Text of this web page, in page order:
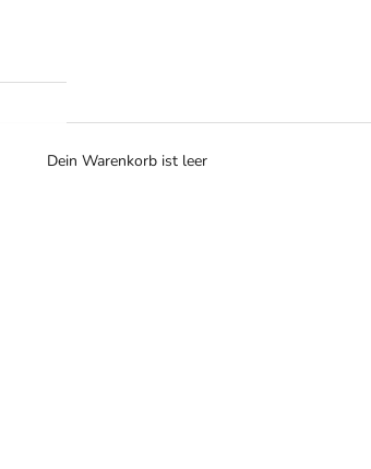
Dein Warenkorb ist leer
Signature Leggings